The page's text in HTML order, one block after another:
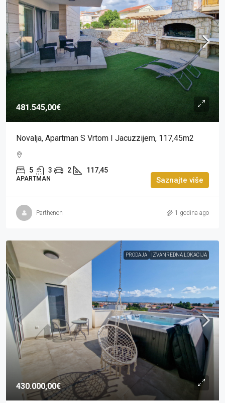
481.545,00€
Novalja, Apartman S Vrtom I Jacuzzijem, 117,45m2
5 3 2 117,45
APARTMAN Saznajte više
Parthenon 1 godina ago
PRODAJA IZVANREDNA LOKACIJA
430.000,00€